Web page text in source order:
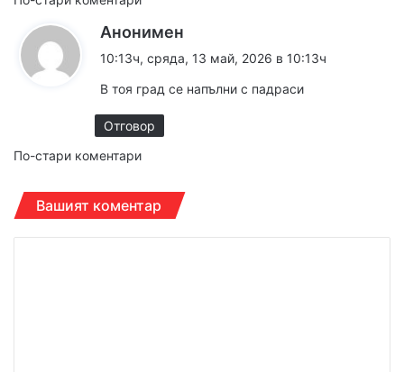
за
коментарите
Анонимен
а
10:13ч, сряда, 13 май, 2026 в 10:13ч
В тоя град се напълни с падраси
Отговор
Навигация
за
коментарите
По-стари коментари
Вашият коментар